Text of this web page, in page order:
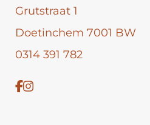
Grutstraat 1
Doetinchem 7001 BW
0314 391 782